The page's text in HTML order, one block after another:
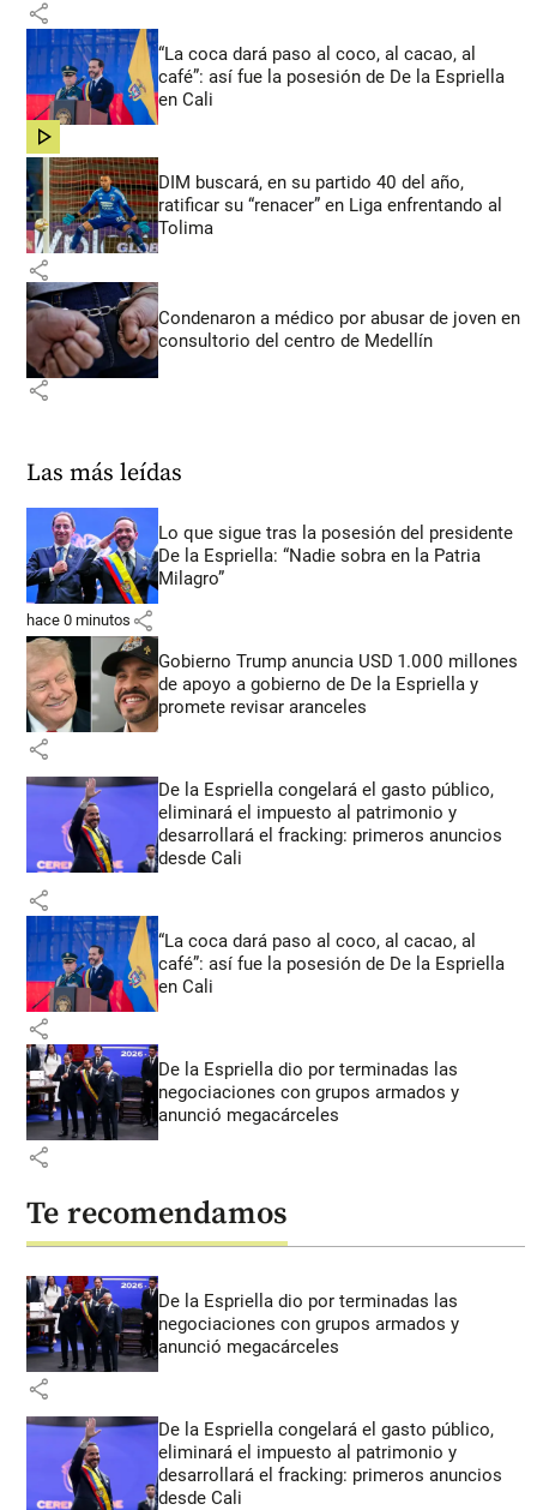
share
“La coca dará paso al coco, al cacao, al
café”: así fue la posesión de De la Espriella
en Cali
share
DIM buscará, en su partido 40 del año,
ratificar su “renacer” en Liga enfrentando al
Tolima
share
Condenaron a médico por abusar de joven en
consultorio del centro de Medellín
share
Las más leídas
Lo que sigue tras la posesión del presidente
De la Espriella: “Nadie sobra en la Patria
Milagro”
hace 0 minutos share
Gobierno Trump anuncia USD 1.000 millones
de apoyo a gobierno de De la Espriella y
promete revisar aranceles
share
De la Espriella congelará el gasto público,
eliminará el impuesto al patrimonio y
desarrollará el fracking: primeros anuncios
desde Cali
share
“La coca dará paso al coco, al cacao, al
café”: así fue la posesión de De la Espriella
en Cali
share
De la Espriella dio por terminadas las
negociaciones con grupos armados y
anunció megacárceles
share
Te recomendamos
De la Espriella dio por terminadas las
negociaciones con grupos armados y
anunció megacárceles
share
De la Espriella congelará el gasto público,
eliminará el impuesto al patrimonio y
desarrollará el fracking: primeros anuncios
desde Cali